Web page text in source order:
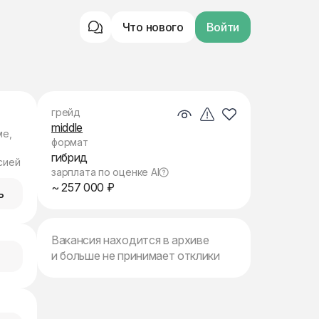
Что нового Войти
грейд
middle
формат
гибрид
зарплата по оценке AI
~ 257 000 ₽
Вакансия находится в архиве
и больше не принимает отклики